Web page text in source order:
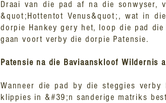
Draai van die pad af na die sonwyser,
&quot;Hottentot Venus&quot;, wat in
dorpie Hankey gery het, loop die pad
gaan voort verby die dorpie Patensie.
Patensie na die Baviaanskloof Wildernis
Wanneer die pad by die steggies
klippies in &#39;n sanderige matriks